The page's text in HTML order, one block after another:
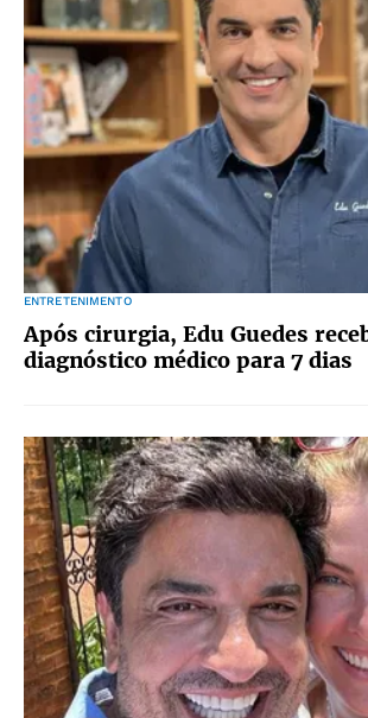
ENTRETENIMENTO
Após cirurgia, Edu Guedes
diagnóstico médico para 7 dias